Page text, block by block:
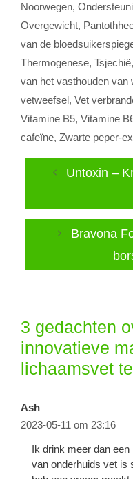
Noorwegen,
Overgewicht,
van de
Thermogenese, Tsjechië,
van het vasthouden van
vetweefsel, Vet
Vitamine B5, Vitamine
cafeïne, Zwarte peper-
Untoxin –
Bravona
3 gedachten
innovatieve
lichaamsvet
Ash
2023-05-11 om 23:16
Ik drink meer dan
van onderhuids vet is